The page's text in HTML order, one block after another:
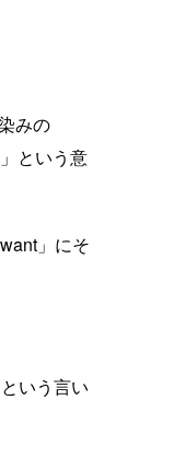
みの
という意
」にそ
いう言い